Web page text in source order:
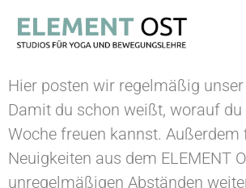
BLOG
Hier posten wir regelmäßig
Damit du schon weißt, worauf du
Woche freuen kannst. Außerdem
Neuigkeiten aus dem ELEMENT
unregelmäßigen Abständen